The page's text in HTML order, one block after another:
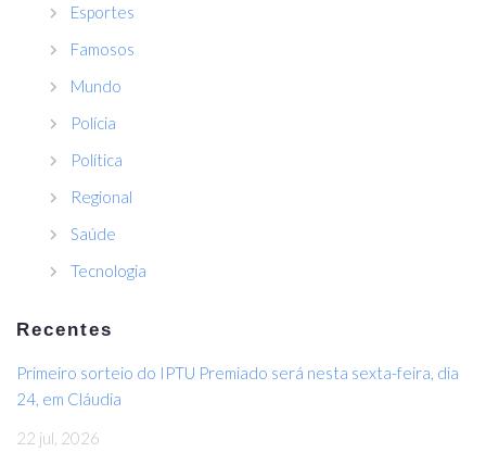
Esportes
Famosos
Mundo
Polícia
Política
Regional
Saúde
Tecnologia
Recentes
Primeiro sorteio do IPTU Premiado será nesta sexta-feira, dia
24, em Cláudia
22 jul, 2026